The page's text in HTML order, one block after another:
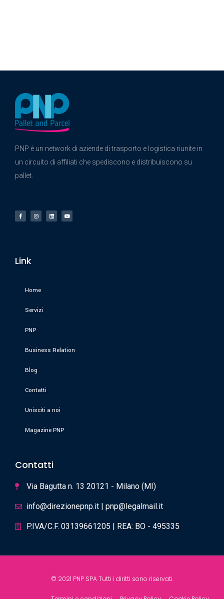
PNP è un network di aziende di trasporto e logistica riunite in
un circuito di affiliati che spediscono e distribuiscono su
pallet.
Link
Home
Servizi
PNP
Business Relation
Blog
Contatti
Unisciti a noi
Magazine PNP
Contatti
Via Bagutta n. 13 20121 - Milano (MI)
info@direzionepnp.it | pnp@legalmail.it
P.IVA/C.F. 03139661205 | REA: BO - 495335
© 2021 PNP SPA Tutti i diritti sono riservati.